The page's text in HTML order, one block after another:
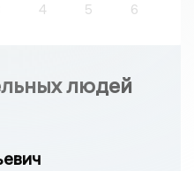
4 5 6
людей